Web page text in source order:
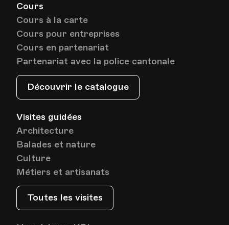
Cours
Cours à la carte
Cours pour entreprises
Cours en partenariat
Partenariat avec la police cantonale
Découvrir le catalogue
Visites guidées
Architecture
Balades et nature
Culture
Métiers et artisanats
Toutes les visites